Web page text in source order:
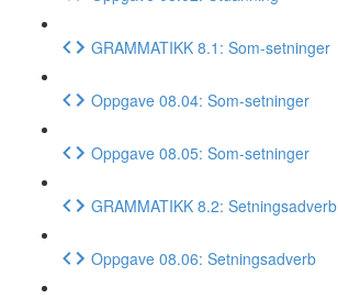
GRAMMATIKK 8.1: Som-setninger
Oppgave 08.04: Som-setninger
Oppgave 08.05: Som-setninger
GRAMMATIKK 8.2: Setningsadverb
Oppgave 08.06: Setningsadverb